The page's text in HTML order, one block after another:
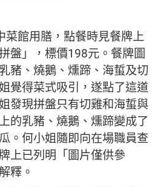
菜館用膳，點餐時見餐牌上
盤」，標價198元。餐牌圖
豬、燒鵝、燻蹄、海蜇及切
覺得菜式吸引，遂點了這道
發現拼盤只有切雞和海蜇與
的乳豬、燒鵝、燻蹄變成了
。何小姐隨即向在場職員查
上已列明「圖片僅供參
釋。